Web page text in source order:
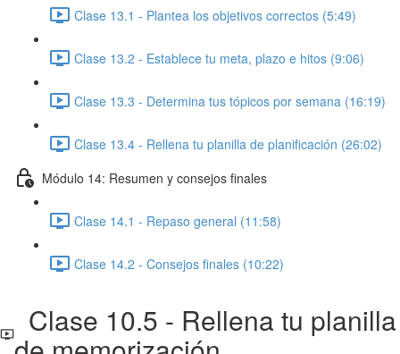
Clase 13.1 - Plantea los objetivos correctos (5:49)
Clase 13.2 - Establece tu meta, plazo e hitos (9:06)
Clase 13.3 - Determina tus tópicos por semana (16:19)
Clase 13.4 - Rellena tu planilla de planificación (26:02)
Módulo 14: Resumen y consejos finales
Clase 14.1 - Repaso general (11:58)
Clase 14.2 - Consejos finales (10:22)
Clase 10.5 - Rellena tu planilla